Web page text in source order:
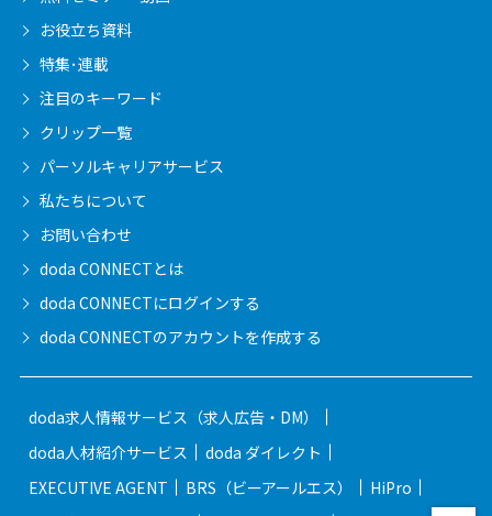
お役立ち資料
特集･連載
注目のキーワード
クリップ一覧
パーソルキャリアサービス
私たちについて
お問い合わせ
doda CONNECTとは
doda CONNECTにログインする
doda CONNECTのアカウントを作成する
doda求人情報サービス（求人広告・DM）
doda人材紹介サービス
doda ダイレクト
EXECUTIVE AGENT
BRS（ビーアールエス）
HiPro